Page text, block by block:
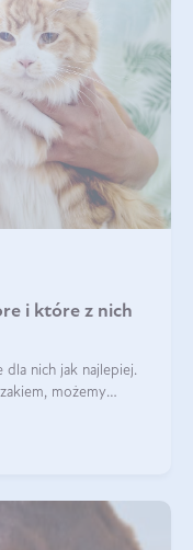
i które z nich
dla nich jak najlepiej.
możemy